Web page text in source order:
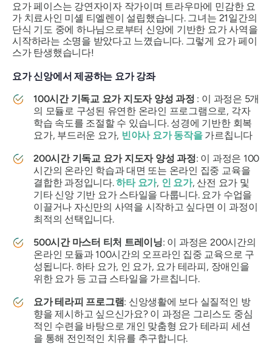
요가 페이스는 강연자이자 작가이며 트라우마에 민감한 요
가 치료사인 미셸 티엘렌이 설립했습니다. 그녀는 21일간의
단식 기도 중에 하나님으로부터 신앙에 기반한 요가 사역을
시작하라는 소명을 받았다고 느꼈습니다. 그렇게 요가 페이
스가 탄생했습니다!
요가 신앙에서 제공하는 요가 강좌
100시간 기독교 요가 지도자 양성 과정 : 이 과정은 5개
의 모듈로 구성된 유연한 온라인 프로그램으로, 각자
학습 속도를 조절할 수 있습니다. 성경에 기반한 회복
요가, 부드러운 요가, 빈야사 요가 동작을가르칩니다
200시간 기독교 요가 지도자 양성 과정: 이 과정은 100
시간의 온라인 학습과 대면 또는 온라인 집중 교육을
결합한 과정입니다.하타 요가, 인 요가, 산전 요가 및
기타 신앙 기반 요가 스타일을 다룹니다. 요가 수업을
이끌거나 자신만의 사역을 시작하고 싶다면 이 과정이
최적의 선택입니다.
500시간 마스터 티처 트레이닝: 이 과정은 200시간의
온라인 모듈과 100시간의 오프라인 집중 교육으로 구
성됩니다. 하타 요가, 인 요가, 요가 테라피, 장애인을
위한 요가 등 고급 스타일을 가르칩니다.
요가 테라피 프로그램: 신앙생활에 보다 실질적인 방
향을 제시하고 싶으신가요? 이 과정은 그리스도 중심
적인 수련을 바탕으로 개인 맞춤형 요가 테라피 세션
을 통해 전인적인 치유를 추구합니다.